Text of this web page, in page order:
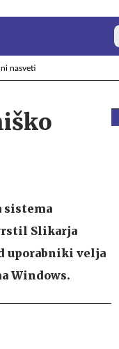
nasveti
sistema
Slikarja
uporabniki velja
Windows.